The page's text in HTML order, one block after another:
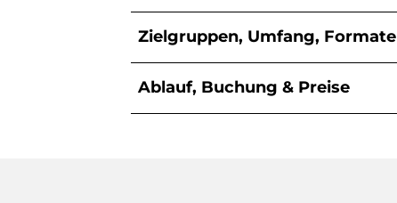
Zielgruppen, Umfang, Formate
Ablauf, Buchung & Preise